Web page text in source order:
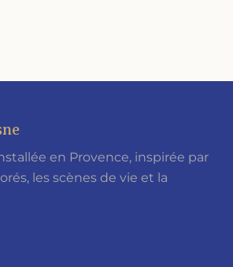
en Provence, inspirée par
les scènes de vie et la